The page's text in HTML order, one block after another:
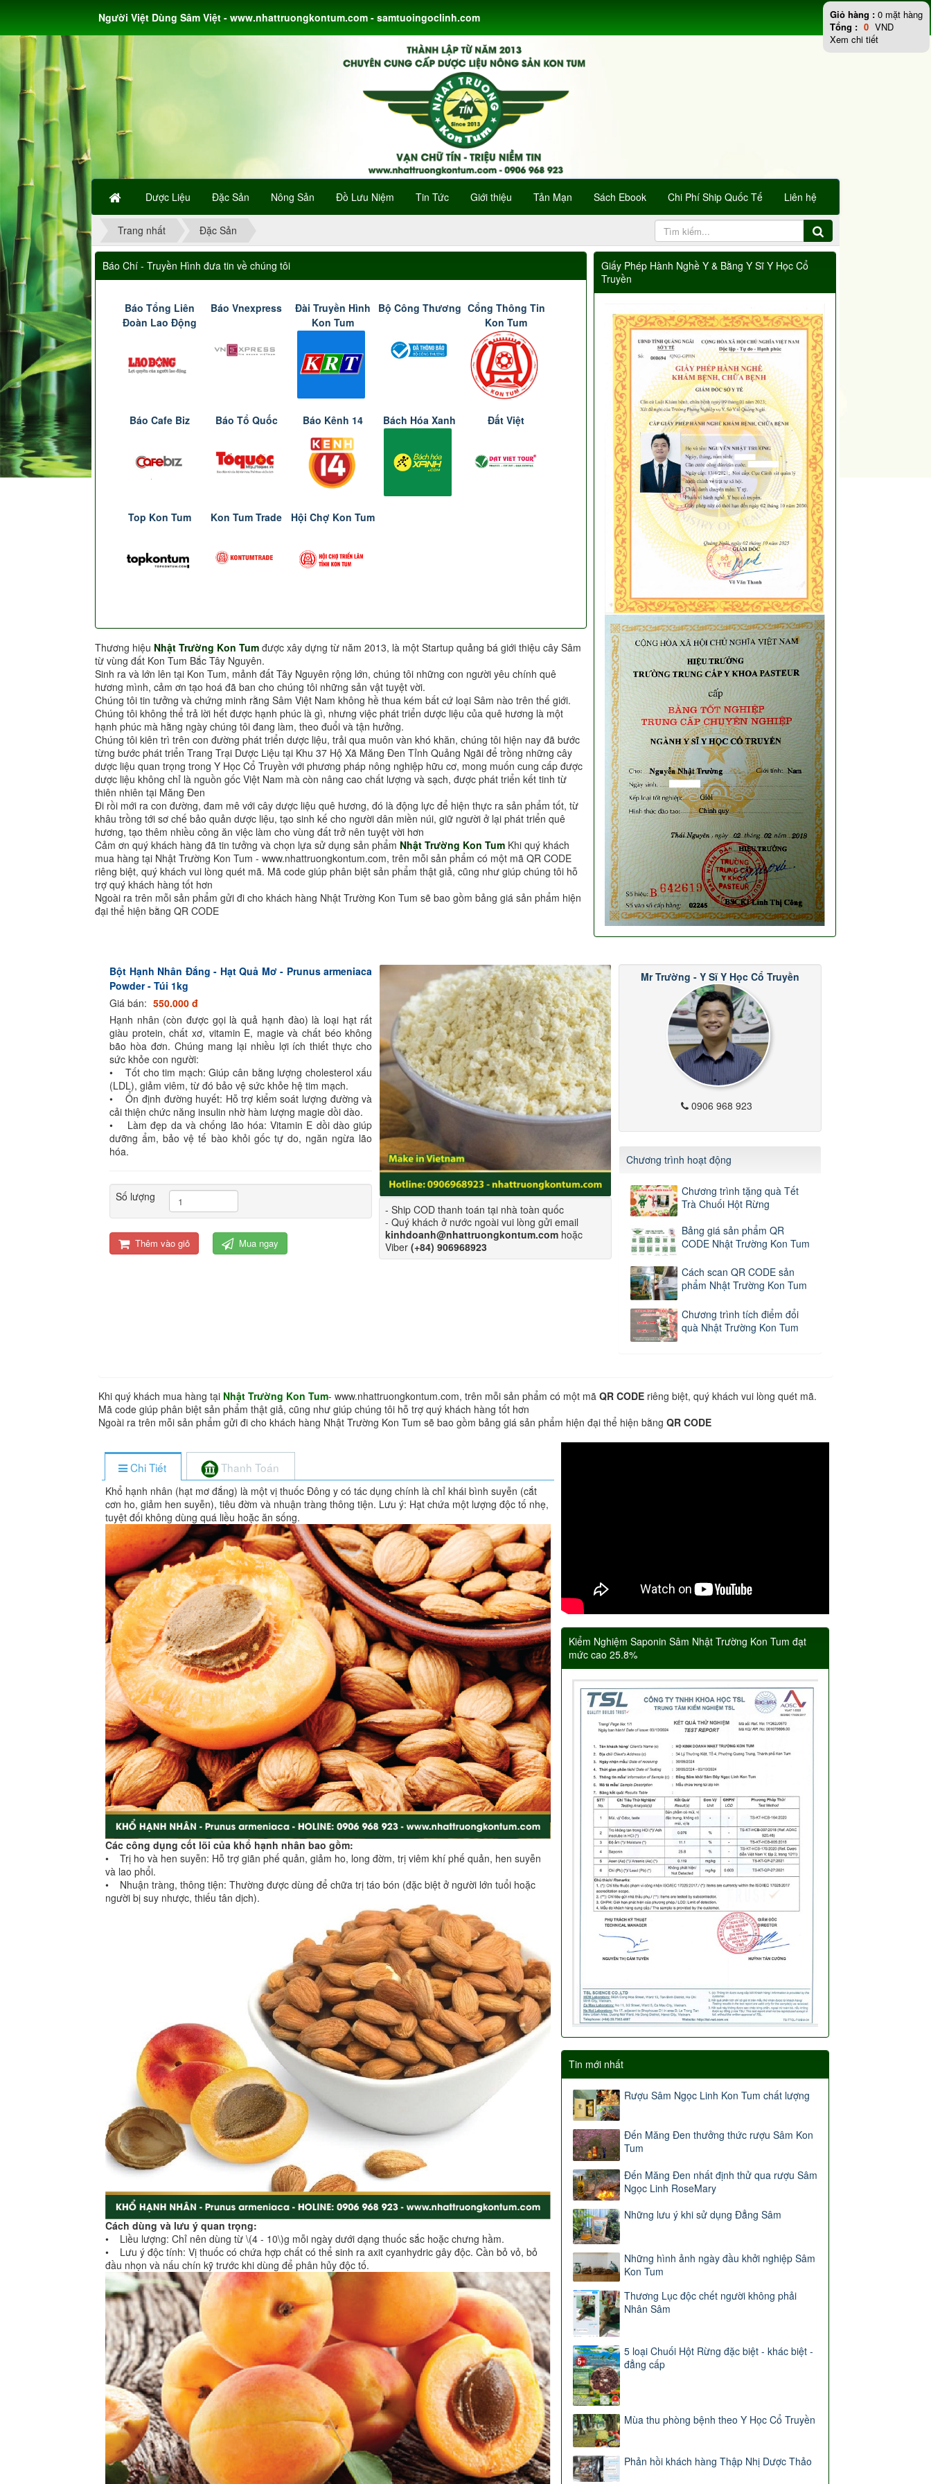
Dược Liệu Đặc Sản Nông Sản Đồ Lưu Niệm Tin Tức Giới thiệu Tản Mạn Sách Ebook Chi Phí Ship Quốc Tế Liên hệ
Người Việt Dùng Sâm Việt - www.nhattruongkontum.com - samtuoingoclinh.com
Trang nhất Đặc Sản
Báo Chí - Truyền Hình đưa tin về chúng tôi
Báo Tổng Liên
Đoàn Lao Động
Báo Vnexpress
Đài Truyền Hình
Kon Tum
Bộ Công Thương Cổng Thông Tin
Kon Tum
Báo Cafe Biz Báo Tổ Quốc Báo Kênh 14 Bách Hóa Xanh Đất Việt
Top Kon Tum Kon Tum Trade Hội Chợ Kon Tum
Thương hiệu Nhật Trường Kon Tum được xây dựng từ năm 2013, là một Startup quảng bá giới thiệu cây Sâm
từ vùng đất Kon Tum Bắc Tây Nguyên.
Sinh ra và lớn lên tại Kon Tum, mảnh đất Tây Nguyên rộng lớn, chúng tôi những con người yêu chính quê
hương mình, cảm ơn tạo hoá đã ban cho chúng tôi những sản vật tuyệt vời.
Chúng tôi tin tưởng và chứng minh rằng Sâm Việt Nam không hề thua kém bất cứ loại Sâm nào trên thế giới.
Chúng tôi không thể trả lời hết được hạnh phúc là gì, nhưng việc phát triển dược liệu của quê hương là một
hạnh phúc mà hằng ngày chúng tôi đang làm, theo đuổi và tận hưởng.
Chúng tôi kiên trì trên con đường phát triển dược liệu, trải qua muôn vàn khó khăn, chúng tôi hiện nay đã bước
từng bước phát triển Trang Trại Dược Liệu tại Khu 37 Hộ Xã Măng Đen Tỉnh Quảng Ngãi để trồng những cây
dược liệu quan trọng trong Y Học Cổ Truyền với phương pháp nông nghiệp hữu cơ, mong muốn cung cấp được
dược liệu không chỉ là nguồn gốc Việt Nam mà còn nâng cao chất lượng và sạch, được phát triển kết tinh từ
thiên nhiên tại Măng Đen
Đi rồi mới ra con đường, đam mê với cây dược liệu quê hương, đó là động lực để hiện thực ra sản phẩm tốt, từ
khâu trồng tới sơ chế bảo quản dược liệu, tạo sinh kế cho người dân miền núi, giữ người ở lại phát triển quê
hương, tạo thêm nhiều công ăn việc làm cho vùng đất trở nên tuyệt vời hơn
Cảm ơn quý khách hàng đã tin tưởng và chọn lựa sử dụng sản phẩm Nhật Trường Kon Tum Khi quý khách
mua hàng tại Nhật Trường Kon Tum - www.nhattruongkontum.com, trên mỗi sản phẩm có một mã QR CODE
riêng biệt, quý khách vui lòng quét mã. Mã code giúp phân biệt sản phẩm thật giả, cũng như giúp chúng tôi hỗ
trợ quý khách hàng tốt hơn
Ngoài ra trên mỗi sản phẩm gửi đi cho khách hàng Nhật Trường Kon Tum sẽ bao gồm bảng giá sản phẩm hiện
đại thể hiện bằng QR CODE
Giấy Phép Hành Nghề Y & Bằng Y Sĩ Y Học Cổ
Truyền
Bột Hạnh Nhân Đắng - Hạt Quả Mơ - Prunus armeniaca
Powder - Túi 1kg
Giá bán: 550.000 đ
Hạnh nhân (còn được gọi là quả hạnh đào) là loại hạt rất
giàu protein, chất xơ, vitamin E, magie và chất béo không
bão hòa đơn. Chúng mang lại nhiều lợi ích thiết thực cho
sức khỏe con người:
• Tốt cho tim mạch: Giúp cân bằng lượng cholesterol xấu
(LDL), giảm viêm, từ đó bảo vệ sức khỏe hệ tim mạch.
• Ổn định đường huyết: Hỗ trợ kiểm soát lượng đường và
cải thiện chức năng insulin nhờ hàm lượng magie dồi dào.
• Làm đẹp da và chống lão hóa: Vitamin E dồi dào giúp
dưỡng ẩm, bảo vệ tế bào khỏi gốc tự do, ngăn ngừa lão
hóa.
Số lượng
Thêm vào giỏ Mua ngay
- Ship COD thanh toán tại nhà toàn quốc
- Quý khách ở nước ngoài vui lòng gửi email
kinhdoanh@nhattruongkontum.com hoặc
Viber(+84) 906968923
Mr Trường - Y Sĩ Y Học Cổ Truyền
0906 968 923
Chương trình hoạt động
Chương trình tặng quà Tết
Trà Chuối Hột Rừng
Bảng giá sản phẩm QR
CODE Nhật Trường Kon Tum
Cách scan QR CODE sản
phẩm Nhật Trường Kon Tum
Chương trình tích điểm đổi
quà Nhật Trường Kon Tum
Khi quý khách mua hàng tại Nhật Trường Kon Tum- www.nhattruongkontum.com, trên mỗi sản phẩm có một mã QR CODE riêng biệt, quý khách vui lòng quét mã.
Mã code giúp phân biệt sản phẩm thật giả, cũng như giúp chúng tôi hỗ trợ quý khách hàng tốt hơn
Ngoài ra trên mỗi sản phẩm gửi đi cho khách hàng Nhật Trường Kon Tum sẽ bao gồm bảng giá sản phẩm hiện đại thể hiện bằng QR CODE
Chi Tiết Thanh Toán
Khổ hạnh nhân (hạt mơ đắng) là một vị thuốc Đông y có tác dụng chính là chỉ khái bình suyễn (cắt
cơn ho, giảm hen suyễn), tiêu đờm và nhuận tràng thông tiện. Lưu ý: Hạt chứa một lượng độc tố nhẹ,
tuyệt đối không dùng quá liều hoặc ăn sống.
Các công dụng cốt lõi của khổ hạnh nhân bao gồm:
• Trị ho và hen suyễn: Hỗ trợ giãn phế quản, giảm ho, long đờm, trị viêm khí phế quản, hen suyễn
và lao phổi.
• Nhuận tràng, thông tiện: Thường được dùng để chữa trị táo bón (đặc biệt ở người lớn tuổi hoặc
người bị suy nhược, thiếu tân dịch).
Cách dùng và lưu ý quan trọng:
• Liều lượng: Chỉ nên dùng từ \(4 - 10\)g mỗi ngày dưới dạng thuốc sắc hoặc chưng hầm.
• Lưu ý độc tính: Vị thuốc có chứa hợp chất có thể sinh ra axit cyanhydric gây độc. Cần bỏ vỏ, bỏ
đầu nhọn và nấu chín kỹ trước khi dùng để phân hủy độc tố.
Kiểm Nghiệm Saponin Sâm Nhật Trường Kon Tum đạt
mức cao 25.8%
Tin mới nhất
Rượu Sâm Ngọc Linh Kon Tum chất lượng
Đến Măng Đen thưởng thức rượu Sâm Kon
Tum
Đến Măng Đen nhất định thử qua rượu Sâm
Ngọc Linh RoseMary
Những lưu ý khi sử dụng Đẳng Sâm
Những hình ảnh ngày đầu khởi nghiệp Sâm
Kon Tum
Thương Lục độc chết người không phải
Nhân Sâm
5 loại Chuối Hột Rừng đặc biệt - khác biệt -
đẳng cấp
Mùa thu phòng bệnh theo Y Học Cổ Truyền
Phản hồi khách hàng Thập Nhị Dược Thảo
Giỏ hàng : 0 mặt hàng
Tổng : 0 VND
Xem chi tiết